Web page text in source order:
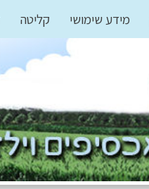
מידע שימושי קליטה